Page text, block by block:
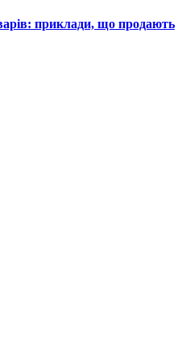
приклади, що продають